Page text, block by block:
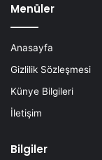
Menüler
Anasayfa
Gizlilik Sözleşmesi
Künye Bilgileri
İletişim
Bilgiler